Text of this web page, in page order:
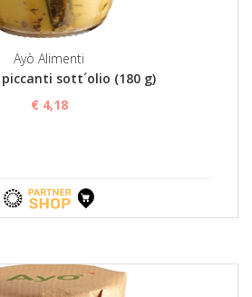
Ayò Alimenti
sott´olio (180 g)
€ 4,18